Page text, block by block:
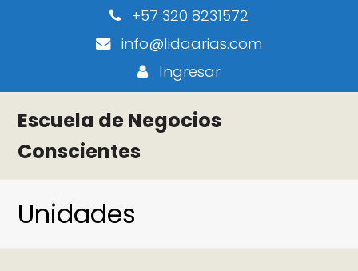
+57 320 8231572
info@lidaarias.com
Ingresar
Escuela de Negocios
Conscientes
Unidades